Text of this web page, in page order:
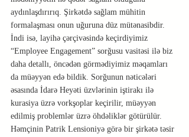
aydınlaşdırırıq. Şirkətdə sağlam mühitin
formalaşması onun uğuruna düz mütənasibdir.
İndi isə, layihə çərçivəsində keçirdiyimiz
“Employee Engagement” sorğusu vasitəsi ilə biz
daha detallı, öncədən görmədiyimiz məqamları
da müəyyən edə bildik. Sorğunun nəticələri
əsasında İdarə Heyəti üzvlərinin iştirakı ilə
kurasiya üzrə vorkşoplar keçirilir, müəyyən
edilmiş problemlər üzrə öhdəliklər götürülür.
Həmçinin Patrik Lensioniyə görə bir şirkətə təsir